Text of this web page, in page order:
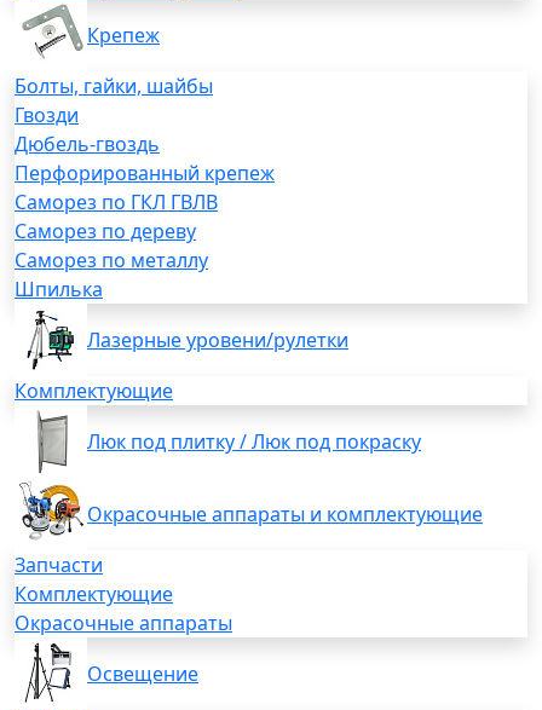
Крепеж
Болты, гайки, шайбы
Гвозди
Дюбель-гвоздь
Перфорированный крепеж
Саморез по ГКЛ ГВЛВ
Саморез по дереву
Саморез по металлу
Шпилька
Лазерные уровени/рулетки
Комплектующие
Люк под плитку / Люк под покраску
Окрасочные аппараты и комплектующие
Запчасти
Комплектующие
Окрасочные аппараты
Освещение